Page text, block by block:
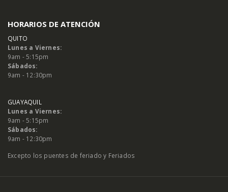
HORARIOS DE ATENCIÓN
QUITO
Lunes a Viernes:
9am - 5:15pm
Sábados:
9am - 12:30pm
GUAYAQUIL
Lunes a Viernes:
9am - 5:15pm
Sábados:
9am - 12:30pm
Excepto los puentes de feriado y Feriados